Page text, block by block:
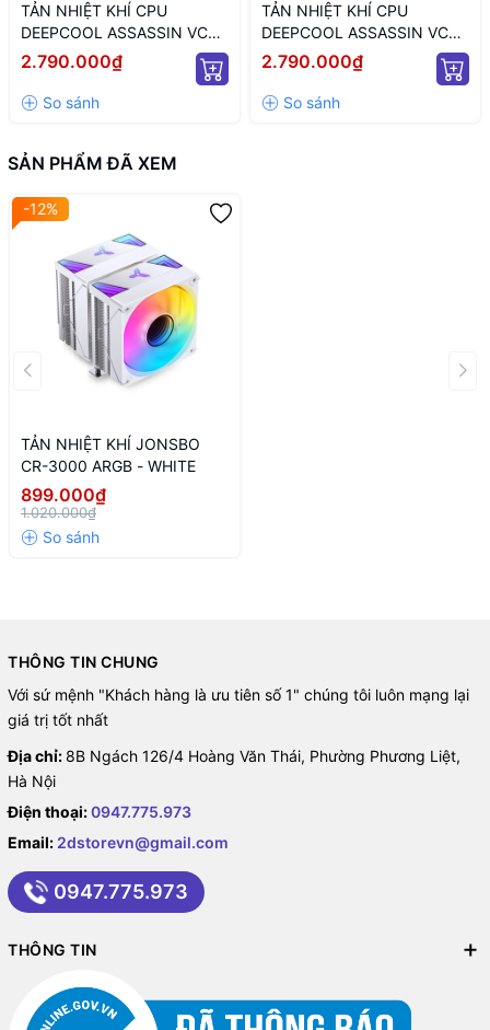
TẢN NHIỆT KHÍ CPU
DEEPCOOL ASSASSIN VC
ELITE (MÀU ĐEN)
2.790.000₫
TẢN NHIỆT KHÍ CPU
DEEPCOOL ASSASSIN VC
ELITE WH WH (MÀU TRẮNG)
2.790.000₫
SẢN PHẨM ĐÃ XEM
-12%
TẢN NHIỆT KHÍ JONSBO
CR-3000 ARGB - WHITE
899.000₫
1.020.000₫
THÔNG TIN CHUNG
Với sứ mệnh "Khách hàng là ưu tiên số 1" chúng tôi luôn mạng lại
giá trị tốt nhất
Địa chỉ: 8B Ngách 126/4 Hoàng Văn Thái, Phường Phương Liệt,
Hà Nội
Điện thoại:0947.775.973
Email: 2dstorevn@gmail.com
0947.775.973
THÔNG TIN